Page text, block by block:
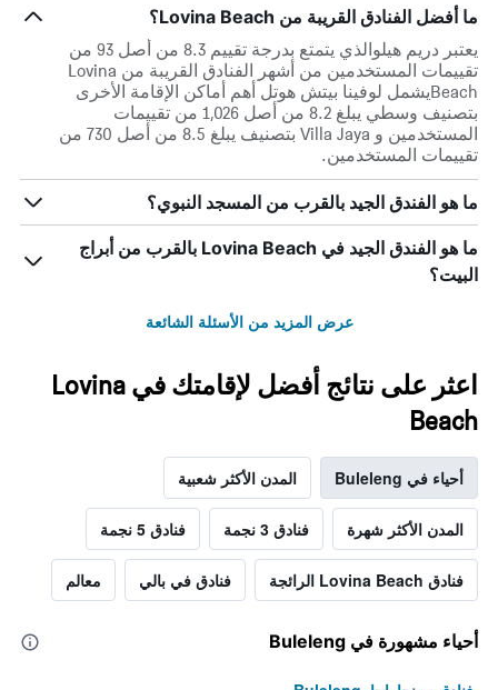
ما أفضل الفنادق القريبة من Lovina Beach؟
يعتبر دريم هيلوالذي يتمتع بدرجة تقييم 8.3 من أصل 93 من
تقييمات المستخدمين من أشهر الفنادق القريبة من Lovina
Beachيشمل لوفينا بيتش هوتل أهم أماكن الإقامة الأخرى
بتصنيف وسطي يبلغ 8.2 من أصل 1,026 من تقييمات
المستخدمين و Villa Jaya بتصنيف يبلغ 8.5 من أصل 730 من
تقييمات المستخدمين.
ما هو الفندق الجيد بالقرب من المسجد النبوي؟
ما هو الفندق الجيد في Lovina Beach بالقرب من أبراج
البيت؟
عرض المزيد من الأسئلة الشائعة
اعثر على نتائج أفضل لإقامتك في Lovina
Beach
أحياء في Buleleng المدن الأكثر شعبية
المدن الأكثر شهرة فنادق 3 نجمة فنادق 5 نجمة
فنادق Lovina Beach الرائجة فنادق في بالي معالم
أحياء مشهورة في Buleleng